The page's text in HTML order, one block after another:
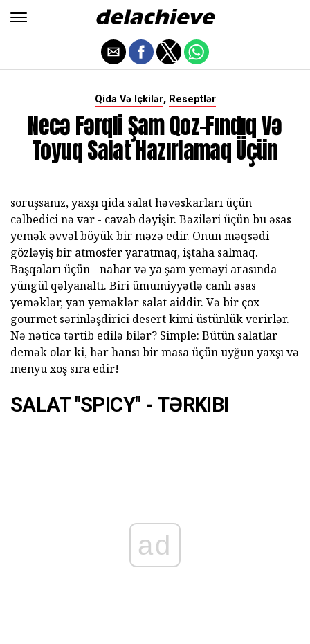
Qida Və Içkilər, Reseptlər
Necə Fərqli Şam Qoz-Fındıq Və
Toyuq Salat Hazırlamaq Üçün
soruşsanız, yaxşı qida salat həvəskarları üçün
cəlbedici nə var - cavab dəyişir. Bəziləri üçün bu əsas
yemək əvvəl böyük bir məzə edir. Onun məqsədi -
gözləyiş bir atmosfer yaratmaq, iştaha salmaq.
Başqaları üçün - nahar və ya şam yeməyi arasında
yüngül qəlyanaltı. Biri ümumiyyətlə canlı əsas
yeməklər, yan yeməklər salat aiddir. Və bir çox
gourmet sərinləşdirici desert kimi üstünlük verirlər.
Nə nəticə tərtib edilə bilər? Simple: Bütün salatlar
demək olar ki, hər hansı bir masa üçün uyğun yaxşı və
menyu xoş sıra edir!
SALAT "SPICY" - TƏRKIBI
ad